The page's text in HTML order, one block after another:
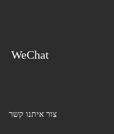
WeChat
צור איתנו קשר